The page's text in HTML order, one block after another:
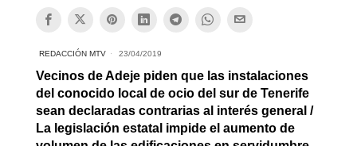
REDACCIÓN MTV 23/04/2019
Vecinos de Adeje piden que las instalaciones
del conocido local de ocio del sur de Tenerife
sean declaradas contrarias al interés general /
La legislación estatal impide el aumento de